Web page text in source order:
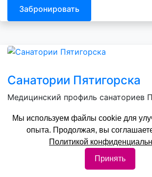
Забронировать
Санатории Пятигорска
Медицинский профиль санаториев
сосудистая система, опорно-
аппарат, нервная система.
4800 рублей
Мы используем файлы cookie для
опыта. Продолжая, вы
Политикой
Принять